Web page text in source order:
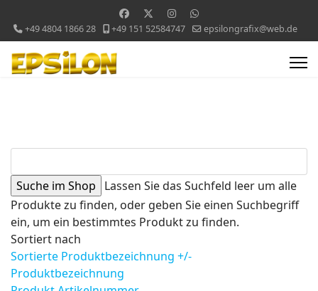
+49 4804 1866 28 +49 151 52584747 epsilongrafix@web.de
Lassen Sie das Suchfeld leer um alle
Produkte zu finden, oder geben Sie einen Suchbegriff
ein, um ein bestimmtes Produkt zu finden.
Sortiert nach
Sortierte Produktbezeichnung +/-
Produktbezeichnung